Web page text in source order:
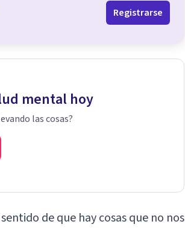
Registrarse
mental hoy
las cosas?
de que hay cosas que no nos